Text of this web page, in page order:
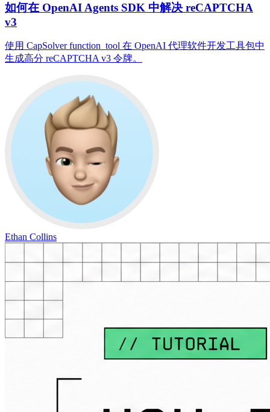
如何在 OpenAI Agents SDK 中解决 reCAPTCHA
v3
使用 CapSolver function_tool 在 OpenAI 代理软件开发工具包中
生成高分 reCAPTCHA v3 令牌。
Ethan Collins